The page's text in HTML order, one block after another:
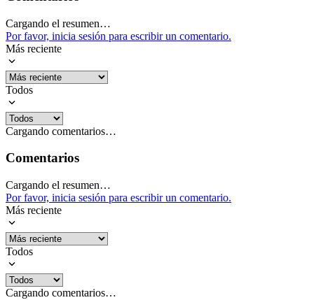
Cargando el resumen…
Por favor, inicia sesión para escribir un comentario.
Más reciente
Todos
Cargando comentarios…
Comentarios
Cargando el resumen…
Por favor, inicia sesión para escribir un comentario.
Más reciente
Todos
Cargando comentarios…